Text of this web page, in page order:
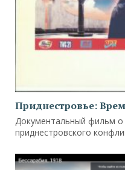
Приднестровье:
Документальный фильм о
приднестровского